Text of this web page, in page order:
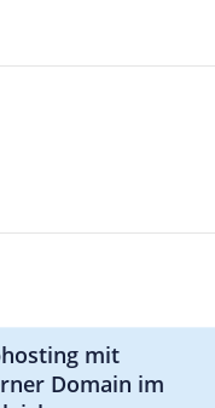
mit
Domain im